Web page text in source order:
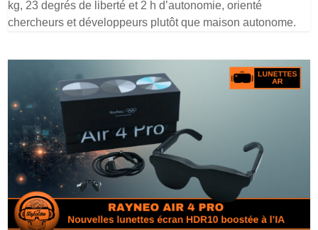
kg, 23 degrés de liberté et 2 h d’autonomie, orienté
chercheurs et développeurs plutôt que maison autonome.